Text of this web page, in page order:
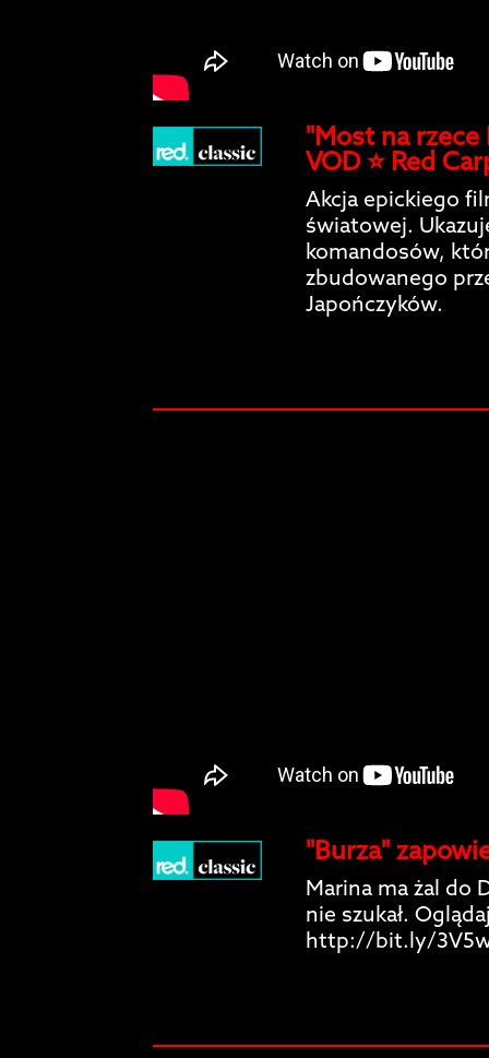
"Most na rzece
VOD ⭐️ Red
Akcja epickiego
światowej.
komandosów,
zbudowanego
Japończyków.
"Burza"
Marina ma żal do
nie szukał.
http://bit.ly/